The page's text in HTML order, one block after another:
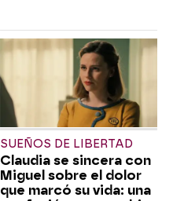
SUEÑOS DE LIBERTAD
Claudia se sincera con
Miguel sobre el dolor
que marcó su vida: una